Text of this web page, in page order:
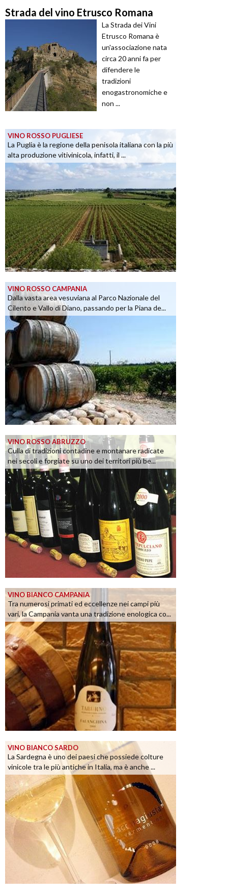
Strada del vino Etrusco Romana
La Strada dei Vini
Etrusco Romana è
un'associazione nata
circa 20 anni fa per
difendere le
tradizioni
enogastronomiche e
non ...
VINO ROSSO PUGLIESE
La Puglia è la regione della penisola italiana con la più
alta produzione vitivinicola, infatti, il ...
VINO ROSSO CAMPANIA
Dalla vasta area vesuviana al Parco Nazionale del
Cilento e Vallo di Diano, passando per la Piana de...
VINO ROSSO ABRUZZO
Culla di tradizioni contadine e montanare radicate
nei secoli e forgiate su uno dei territori più be...
VINO BIANCO CAMPANIA
Tra numerosi primati ed eccellenze nei campi più
vari, la Campania vanta una tradizione enologica co...
VINO BIANCO SARDO
La Sardegna è uno dei paesi che possiede colture
vinicole tra le più antiche in Italia, ma è anche ...